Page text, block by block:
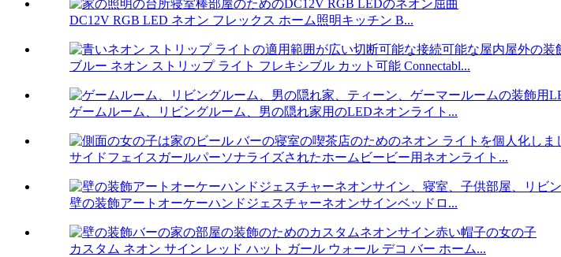
DC12V RGB LED ネオン フレックス ホーム照明キッチン B...
ブルー ネオン ストリップ ライト フレキシブル カット可能 Connectabl...
ゲームルーム、リビングルーム、男の隠れ家用のLEDネオンライト...
サイドフェイスガールパーソナライズされたホームビービー用ネオンライト...
壁の装飾アートオーケーハンドジェスチャーネオンサインベッドロ...
カスタム ネオン サイン レッド ハット ガール ウォール デコ バー ホーム...